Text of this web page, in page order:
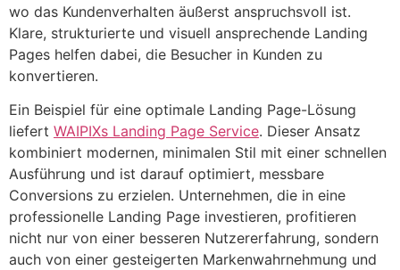
wo das Kundenverhalten äußerst anspruchsvoll ist.
Klare, strukturierte und visuell ansprechende Landing
Pages helfen dabei, die Besucher in Kunden zu
konvertieren.
Ein Beispiel für eine optimale Landing Page-Lösung
liefert WAIPIXs Landing Page Service. Dieser Ansatz
kombiniert modernen, minimalen Stil mit einer schnellen
Ausführung und ist darauf optimiert, messbare
Conversions zu erzielen. Unternehmen, die in eine
professionelle Landing Page investieren, profitieren
nicht nur von einer besseren Nutzererfahrung, sondern
auch von einer gesteigerten Markenwahrnehmung und